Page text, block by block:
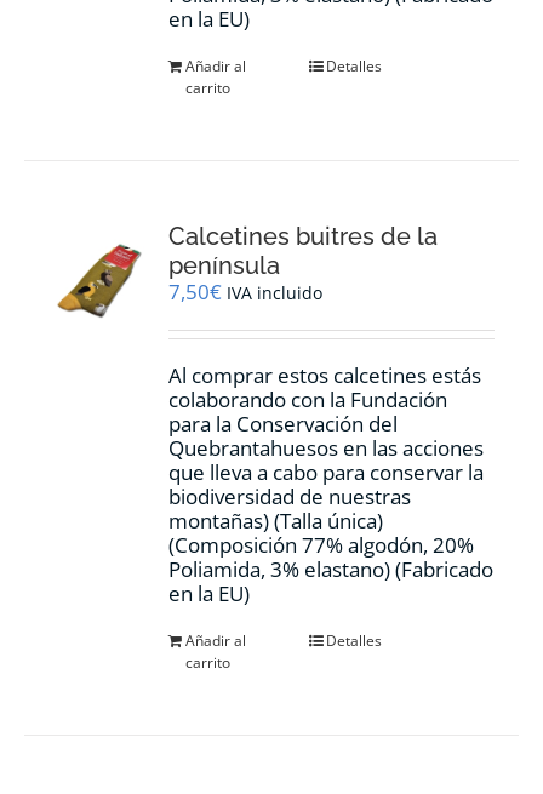
en la EU)
Añadir al
carrito
Detalles
Calcetines buitres de la
península
7,50€ IVA incluido
Al comprar estos calcetines estás
colaborando con la Fundación
para la Conservación del
Quebrantahuesos en las acciones
que lleva a cabo para conservar la
biodiversidad de nuestras
montañas) (Talla única)
(Composición 77% algodón, 20%
Poliamida, 3% elastano) (Fabricado
en la EU)
Añadir al
carrito
Detalles